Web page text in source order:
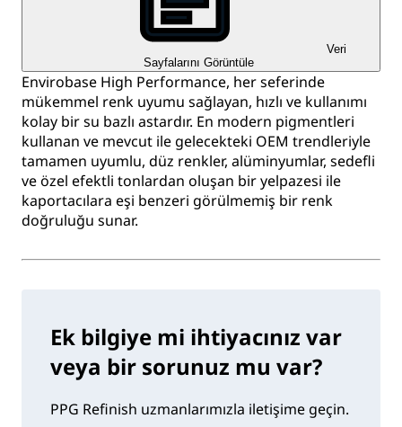
Veri
Sayfalarını Görüntüle
Envirobase High Performance, her seferinde
mükemmel renk uyumu sağlayan, hızlı ve kullanımı
kolay bir su bazlı astardır. En modern pigmentleri
kullanan ve mevcut ile gelecekteki OEM trendleriyle
tamamen uyumlu, düz renkler, alüminyumlar, sedefli
ve özel efektli tonlardan oluşan bir yelpazesi ile
kaportacılara eşi benzeri görülmemiş bir renk
doğruluğu sunar.
Ek bilgiye mi ihtiyacınız var
veya bir sorunuz mu var?
PPG Refinish uzmanlarımızla iletişime geçin.